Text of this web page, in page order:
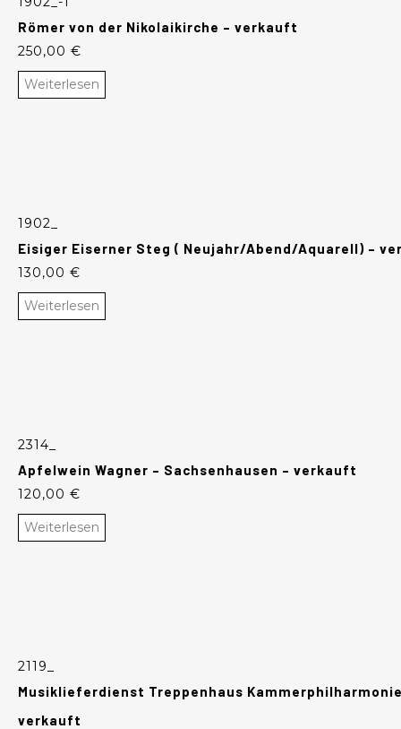
Römer von der Nikolaikirche – verkauft
250,00 €
Weiterlesen
1902_
Eisiger Eiserner Steg ( Neujahr/Abend/Aquarell) –
130,00 €
Weiterlesen
2314_
Apfelwein Wagner – Sachsenhausen – verkauft
120,00 €
Weiterlesen
2119_
Musiklieferdienst Treppenhaus
verkauft